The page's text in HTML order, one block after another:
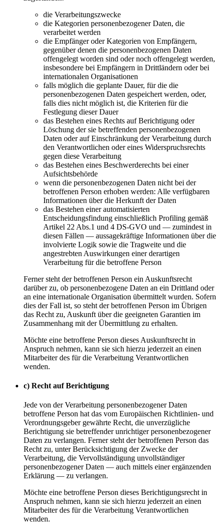
die Verarbeitungszwecke
die Kategorien personenbezogener Daten, die
verarbeitet werden
die Empfänger oder Kategorien von Empfängern,
gegenüber denen die personenbezogenen Daten
offengelegt worden sind oder noch offengelegt werden,
insbesondere bei Empfängern in Drittländern oder bei
internationalen Organisationen
falls möglich die geplante Dauer, für die die
personenbezogenen Daten gespeichert werden, oder,
falls dies nicht möglich ist, die Kriterien für die
Festlegung dieser Dauer
das Bestehen eines Rechts auf Berichtigung oder
Löschung der sie betreffenden personenbezogenen
Daten oder auf Einschränkung der Verarbeitung durch
den Verantwortlichen oder eines Widerspruchsrechts
gegen diese Verarbeitung
das Bestehen eines Beschwerderechts bei einer
Aufsichtsbehörde
wenn die personenbezogenen Daten nicht bei der
betroffenen Person erhoben werden: Alle verfügbaren
Informationen über die Herkunft der Daten
das Bestehen einer automatisierten
Entscheidungsfindung einschließlich Profiling gemäß
Artikel 22 Abs.1 und 4 DS-GVO und — zumindest in
diesen Fällen — aussagekräftige Informationen über die
involvierte Logik sowie die Tragweite und die
angestrebten Auswirkungen einer derartigen
Verarbeitung für die betroffene Person
Ferner steht der betroffenen Person ein Auskunftsrecht
darüber zu, ob personenbezogene Daten an ein Drittland oder
an eine internationale Organisation übermittelt wurden. Sofern
dies der Fall ist, so steht der betroffenen Person im Übrigen
das Recht zu, Auskunft über die geeigneten Garantien im
Zusammenhang mit der Übermittlung zu erhalten.
Möchte eine betroffene Person dieses Auskunftsrecht in
Anspruch nehmen, kann sie sich hierzu jederzeit an einen
Mitarbeiter des für die Verarbeitung Verantwortlichen
wenden.
c) Recht auf Berichtigung
Jede von der Verarbeitung personenbezogener Daten
betroffene Person hat das vom Europäischen Richtlinien- und
Verordnungsgeber gewährte Recht, die unverzügliche
Berichtigung sie betreffender unrichtiger personenbezogener
Daten zu verlangen. Ferner steht der betroffenen Person das
Recht zu, unter Berücksichtigung der Zwecke der
Verarbeitung, die Vervollständigung unvollständiger
personenbezogener Daten — auch mittels einer ergänzenden
Erklärung — zu verlangen.
Möchte eine betroffene Person dieses Berichtigungsrecht in
Anspruch nehmen, kann sie sich hierzu jederzeit an einen
Mitarbeiter des für die Verarbeitung Verantwortlichen
wenden.